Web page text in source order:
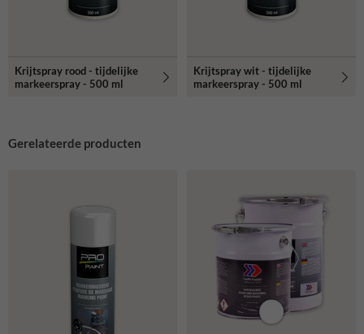
Krijtspray rood - tijdelijke
markeerspray - 500 ml
Krijtspray wit - tijdelijke
markeerspray - 500 ml
Gerelateerde producten